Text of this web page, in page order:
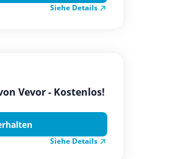
Siehe Details
Vevor - Kostenlos!
Siehe Details